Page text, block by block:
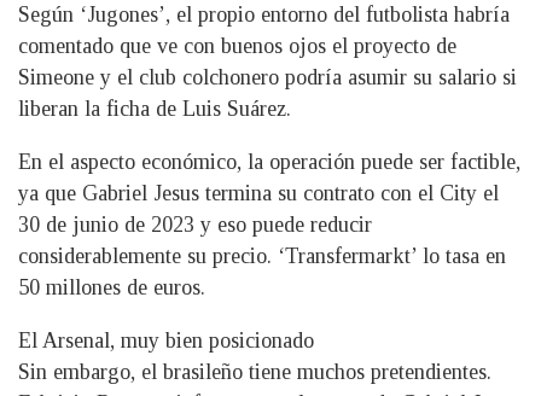
Según ‘Jugones’, el propio entorno del futbolista habría
comentado que ve con buenos ojos el proyecto de
Simeone y el club colchonero podría asumir su salario si
liberan la ficha de Luis Suárez.
En el aspecto económico, la operación puede ser factible,
ya que Gabriel Jesus termina su contrato con el City el
30 de junio de 2023 y eso puede reducir
considerablemente su precio. ‘Transfermarkt’ lo tasa en
50 millones de euros.
El Arsenal, muy bien posicionado
Sin embargo, el brasileño tiene muchos pretendientes.